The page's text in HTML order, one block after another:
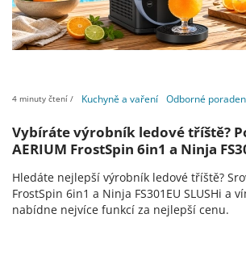
4 minuty čtení / Kuchyně a vaření Odborné
Vybíráte výrobník ledové tříště?
AERIUM FrostSpin 6in1 a Ninja
Hledáte nejlepší výrobník ledové tříště?
FrostSpin 6in1 a Ninja FS301EU SLUSHi a
nabídne nejvíce funkcí za nejlepší cenu.